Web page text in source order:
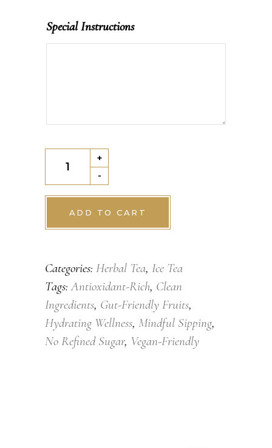
Special Instructions
Orange/Orange
Green
Tea
-
+
ADD TO CART
Categories: Herbal Tea, Ice Tea
Tags:Antioxidant-Rich, Clean
Ingredients, Gut-Friendly Fruits,
Hydrating Wellness, Mindful Sipping,
No Refined Sugar, Vegan-Friendly